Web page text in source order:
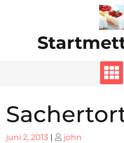
Geplaatst
juni 2, 2013 | Geplaatst
john